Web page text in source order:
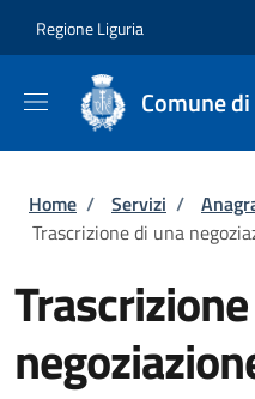
Regione Liguria
Comune
Briciole di
Home / Servizi /
Trascrizione di una